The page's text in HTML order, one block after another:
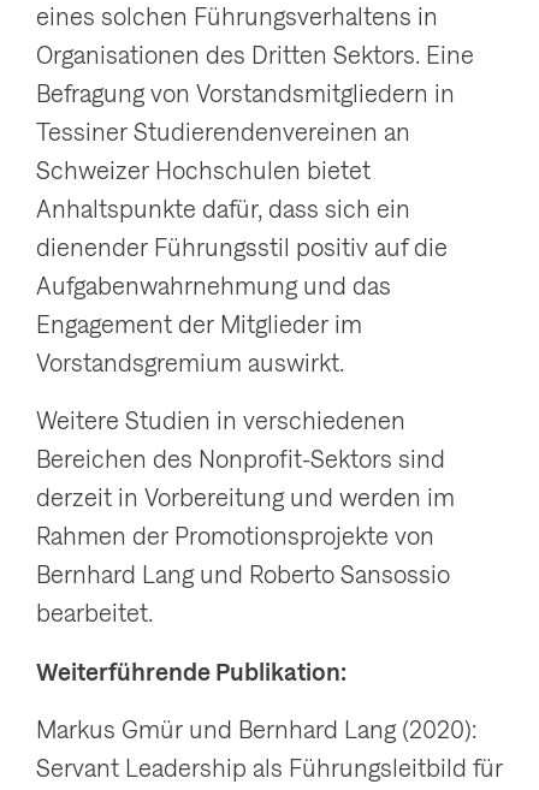
n
eines solchen Führungsverhaltens in
Organisationen des Dritten Sektors. Eine
Befragung von Vorstandsmitgliedern in
Tessiner Studierendenvereinen an
Schweizer Hochschulen bietet
Anhaltspunkte dafür, dass sich ein
dienender Führungsstil positiv auf die
Aufgabenwahrnehmung und das
Engagement der Mitglieder im
Vorstandsgremium auswirkt.
Weitere Studien in verschiedenen
Bereichen des Nonprofit-Sektors sind
derzeit in Vorbereitung und werden im
Rahmen der Promotionsprojekte von
Bernhard Lang und Roberto Sansossio
bearbeitet.
Weiterführende Publikation:
Markus Gmür und Bernhard Lang (2020):
Servant Leadership als Führungsleitbild für